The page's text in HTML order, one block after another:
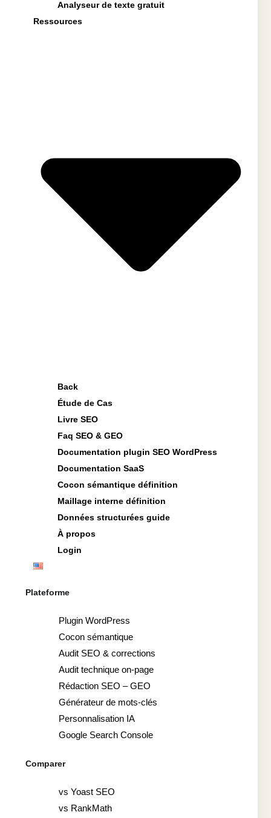
Analyseur de texte gratuit
Ressources
Back
Étude de Cas
Livre SEO
Faq SEO & GEO
Documentation plugin SEO WordPress
Documentation SaaS
Cocon sémantique définition
Maillage interne définition
Données structurées guide
À propos
Login
Plateforme
Plugin WordPress
Cocon sémantique
Audit SEO & corrections
Audit technique on-page
Rédaction SEO – GEO
Générateur de mots-clés
Personnalisation IA
Google Search Console
Comparer
vs Yoast SEO
vs RankMath